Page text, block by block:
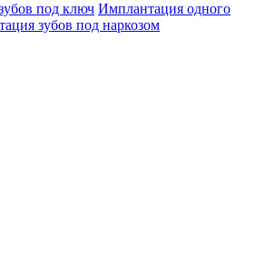
под ключ Имплантация одного
зубов под наркозом